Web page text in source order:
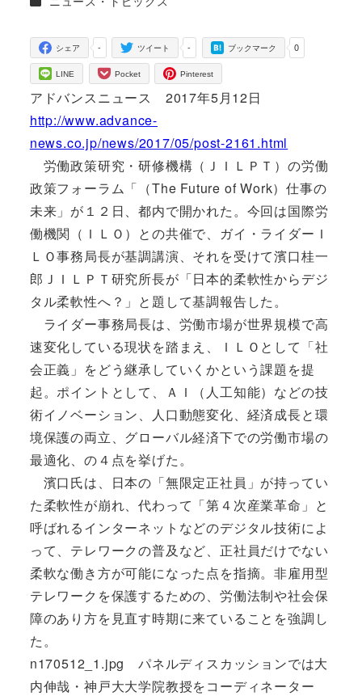
-
シェア -
ツイート 0
ブックマーク
LINE Pocket Pinterest
アドバンスニュース 2017年5月12日
http://www.advance-
news.co.jp/news/2017/05/post-2161.html
労働政策研究・研修機構（ＪＩＬＰＴ）の労働
政策フォーラム「（The Future of Work）仕事の
未来」が１２日、都内で開かれた。今回は国際労
働機関（ＩＬＯ）との共催で、ガイ・ライダーＩ
ＬＯ事務局長が基調講演、それを受けて濱口桂一
郎ＪＩＬＰＴ研究所長が「日本的柔軟性からデジ
タル柔軟性へ？」と題して基調報告した。
ライダー事務局長は、労働市場が世界規模で高
速変化している現状を踏まえ、ＩＬＯとして「社
会正義」をどう継承していくかという課題を提
起。ポイントとして、ＡＩ（人工知能）などの技
術イノベーション、人口動態変化、経済成長と環
境保護の両立、グローバル経済下での労働市場の
最適化、の４点を挙げた。
濱口氏は、日本の「無限定正社員」が持ってい
た柔軟性が崩れ、代わって「第４次産業革命」と
呼ばれるインターネットなどのデジタル技術によ
って、テレワークの普及など、正社員だけでない
柔軟な働き方が可能になった点を指摘。非雇用型
テレワークを保護するための、労働法制や社会保
障のあり方を見直す時期に来ていることを強調し
た。
n170512_1.jpg パネルディスカッションでは大
内伸哉・神戸大大学院教授をコーディネーター